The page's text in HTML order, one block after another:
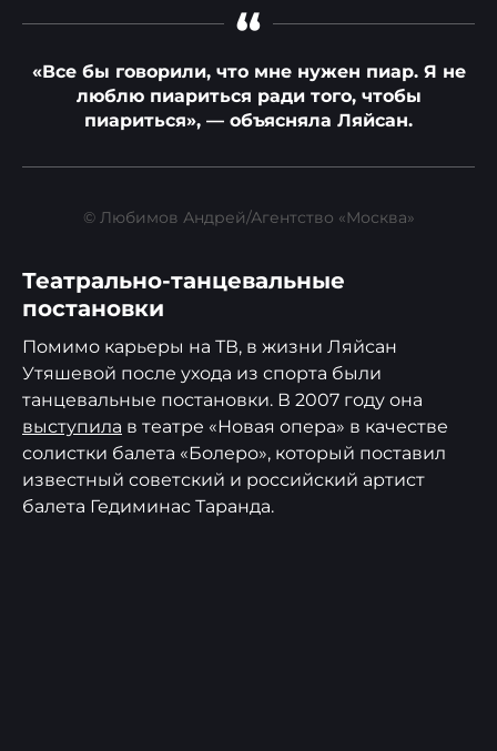
“
«Все бы говорили, что мне нужен пиар. Я не
люблю пиариться ради того, чтобы
пиариться», — объясняла Ляйсан.
© Любимов Андрей/Агентство «Москва»
Театрально-танцевальные
постановки
Помимо карьеры на ТВ, в жизни Ляйсан
Утяшевой после ухода из спорта были
танцевальные постановки. В 2007 году она
выступила в театре «Новая опера» в качестве
солистки балета «Болеро», который поставил
известный советский и российский артист
балета Гедиминас Таранда.